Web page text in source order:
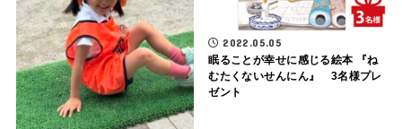
2022.05.05
眠ることが幸せに感じる絵本 『ね
むたくないせんにん』 3名様プレ
ゼント